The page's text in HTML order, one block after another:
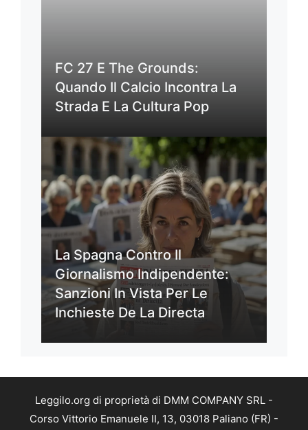
FC 27 E The Grounds:
Quando Il Calcio Incontra La
Strada E La Cultura Pop
La Spagna Contro Il
Giornalismo Indipendente:
Sanzioni In Vista Per Le
Inchieste De La Directa
Leggilo.org di proprietà di DMM COMPANY SRL -
Corso Vittorio Emanuele II, 13, 03018 Paliano (FR) -